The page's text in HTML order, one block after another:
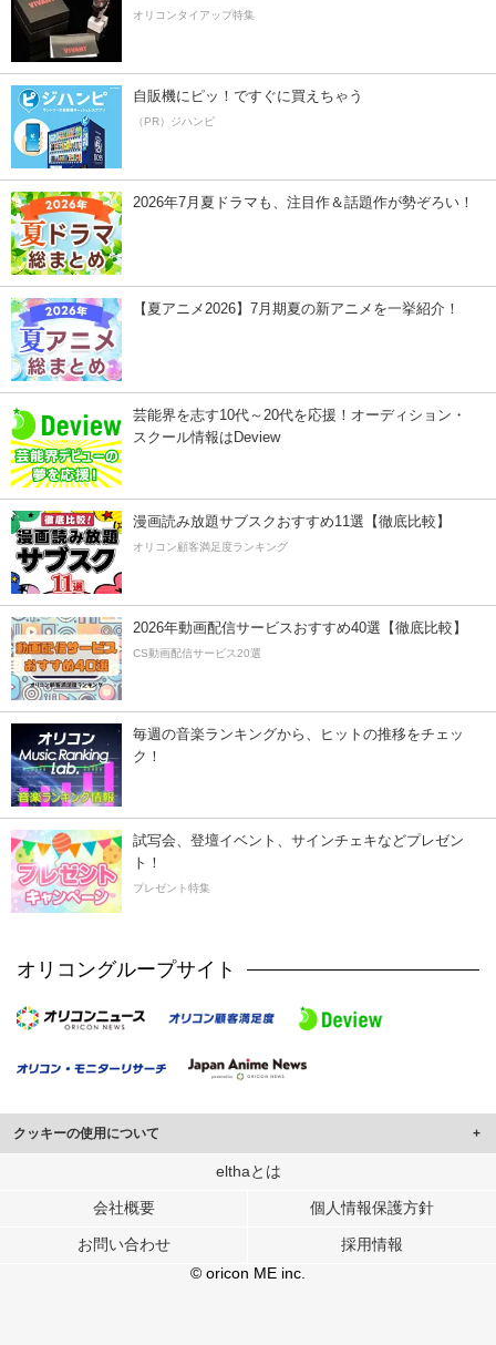
オリコンタイアップ特集
自販機にピッ！ですぐに買えちゃう
（PR）ジハンピ
2026年7月夏ドラマも、注目作＆話題作が勢ぞろい！
【夏アニメ2026】7月期夏の新アニメを一挙紹介！
芸能界を志す10代～20代を応援！オーディション・
スクール情報はDeview
漫画読み放題サブスクおすすめ11選【徹底比較】
オリコン顧客満足度ランキング
2026年動画配信サービスおすすめ40選【徹底比較】
CS動画配信サービス20選
毎週の音楽ランキングから、ヒットの推移をチェッ
ク！
試写会、登壇イベント、サインチェキなどプレゼン
ト！
プレゼント特集
オリコングループサイト
クッキーの使用について
このサイトでは Cookie を使用して、ユーザーに合わせたコンテンツや広告の
行っています。
メディアや広告配信、データ解析の各パートナーに提供しています。
各パートナーは、この情報とユーザーが各パートナーに提供した他の情報や、
ユーザーが各パートナーのサービスを使用したときに収集した他の情報を組み
elthaとは
会社概要 個人情報保護方針
お問い合わせ
採用情報
© oricon ME inc.